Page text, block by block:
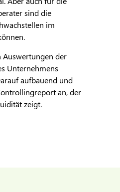
sind die
im
Auswertungen der
Unternehmens
aufbauend und
an, der
zeigt.